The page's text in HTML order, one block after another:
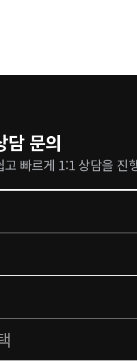
담 문의
빠르게 1:1 상담을 진